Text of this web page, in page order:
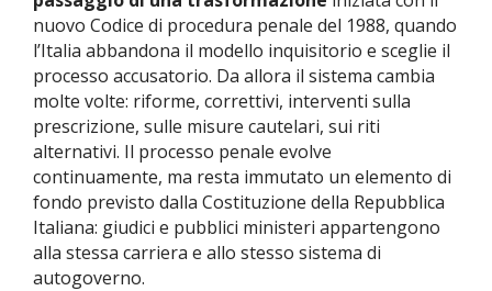
nuovo Codice di procedura penale del 1988, quando
l’Italia abbandona il modello inquisitorio e sceglie il
processo accusatorio. Da allora il sistema cambia
molte volte: riforme, correttivi, interventi sulla
prescrizione, sulle misure cautelari, sui riti
alternativi. Il processo penale evolve
continuamente, ma resta immutato un elemento di
fondo previsto dalla Costituzione della Repubblica
Italiana: giudici e pubblici ministeri appartengono
alla stessa carriera e allo stesso sistema di
autogoverno.